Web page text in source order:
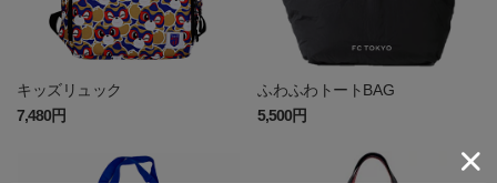
キッズリュック
7,480円
ふわふわトートBAG
5,500円